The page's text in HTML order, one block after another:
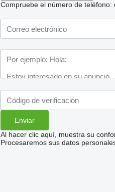
Compruebe el número de teléfono:
Al hacer clic aquí, muestra su
Procesaremos sus datos